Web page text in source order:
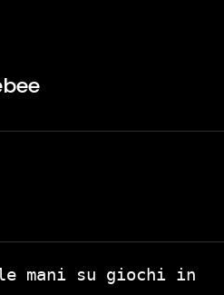
mani su giochi in